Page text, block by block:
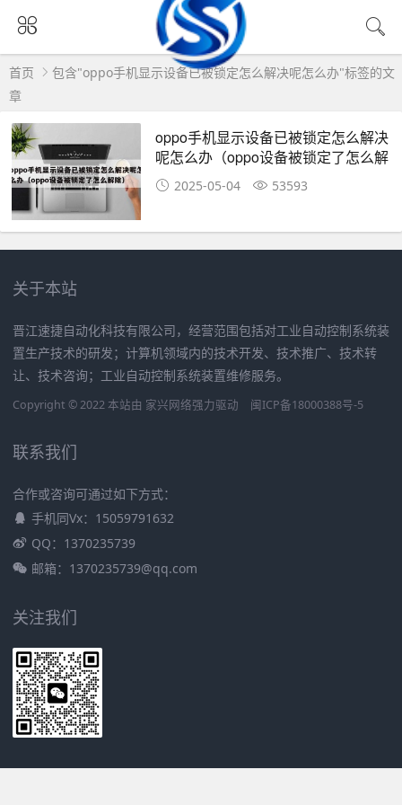
首页
包含"oppo手机显示设备已被锁定怎么解决呢怎么办"标签的文
章
oppo手机显示设备已被锁定怎么解决
呢怎么办（oppo设备被锁定了怎么解
除）2025-05-04 53593
关于本站
晋江速捷自动化科技有限公司，经营范围包括对工业自动控制系统装
置生产技术的研发；计算机领域内的技术开发、技术推广、技术转
让、技术咨询；工业自动控制系统装置维修服务。
Copyright © 2022 本站由 家兴网络强力驱动 闽ICP备18000388号-5
联系我们
合作或咨询可通过如下方式：
手机同Vx：15059791632
QQ：1370235739
邮箱：1370235739@qq.com
关注我们